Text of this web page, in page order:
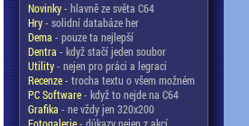
Novinky- hlavně ze světa C64
Hry- solidní databáze her
Dema - pouze ta nejlepší
Dentra - když stačí jeden soubor
Utility- nejen pro práci a legraci
Recenze- trocha textu o všem možném
PC Software- když to nejde na C64
Grafika - ne vždy jen 320x200